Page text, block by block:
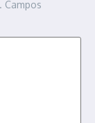
Campos